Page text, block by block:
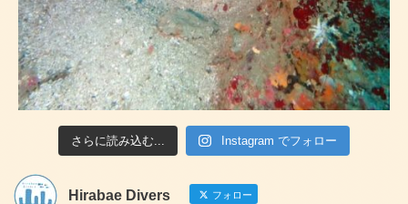
さらに読み込む... Instagram でフォロー
Hirabae Divers フォロー